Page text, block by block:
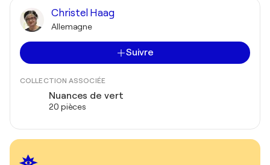
Christel Haag
Allemagne
Suivre
COLLECTION ASSOCIÉE
Nuances de vert
20 pièces